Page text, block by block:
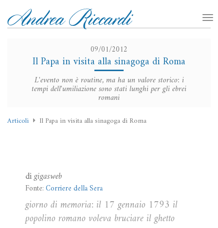
09/01/2012
Il Papa in visita alla sinagoga di Roma
L'evento non è routine, ma ha un valore storico: i
tempi dell'umiliazione sono stati lunghi per gli ebrei
romani
Articoli Il Papa in visita alla sinagoga di Roma
digigasweb
Fonte:Corriere della Sera
giorno di memoria: il 17 gennaio 1793 il
popolino romano voleva bruciare il ghetto